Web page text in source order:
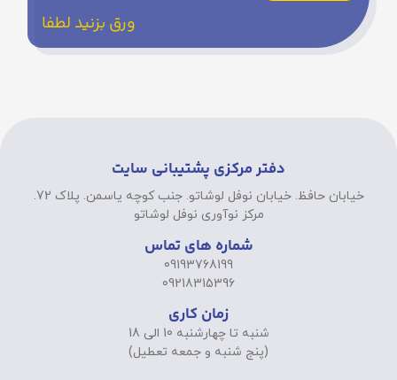
ورق بزنید لطفا
دفتر مرکزی پشتیبانی سایت
خیابان حافظ. خیابان نوفل لوشاتو. جنب کوچه یاسمن. پلاک 72.
مرکز نوآوری نوفل لوشاتو
شماره های تماس
09193768199
09218315396
زمان کاری
شنبه تا چهارشنبه 10 الی 18
(پنج شنبه و جمعه تعطیل)